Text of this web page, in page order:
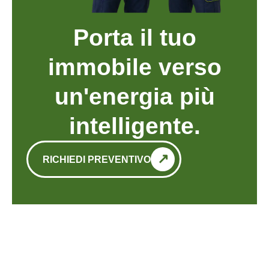
Porta il tuo
immobile verso
un'energia più
intelligente.
RICHIEDI PREVENTIVO